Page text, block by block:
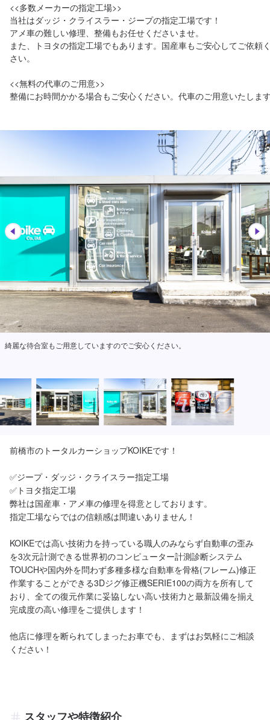
<<多数メーカーの指定工場>>
当社はダッジ・クライスラー・ジープの指定工場です！
アメ車の難しい修理、整備もお任せくださいませ。
また、トヨタの指定工場でもあります。国産車もご安心してご依頼
さい。
<<無料の代車のご用意>>
綺麗な待合室もご用意していますのでご安心ください。
前橋市のトータルカーショップKOIKEです！
✅ジープ・ダッジ・クライスラー指定工場
✅トヨタ指定工場
弊社は国産車・アメ車の修理を得意としております。
指定工場ならではの信頼感は間違いありません！
KOIKEでは高い技術力を持っている職人のみならず自動車の歪み
を3次元計測できる世界初のコンピューター計測診断システム
TOUCHや国内外を問わず多種多様な自動車を骨格(フレーム)修正
作業することができる3Dジグ修正機SERIE100の両方を所有して
おり、全ての復元作業に妥協しない高い技術力と最新設備を揃え
完成度の高い修理をご提供します！
他店に修理を断られてしまったお車でも、まずはお気軽にご相談
ください！
スタッフや特徴紹介